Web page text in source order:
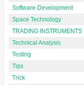
Software-Development
Space Technology
TRADING INSTRUMENTS
Technical Analysis
Testing
Tips
Trick